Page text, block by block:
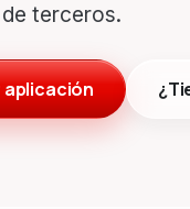
terceros.
aplicación